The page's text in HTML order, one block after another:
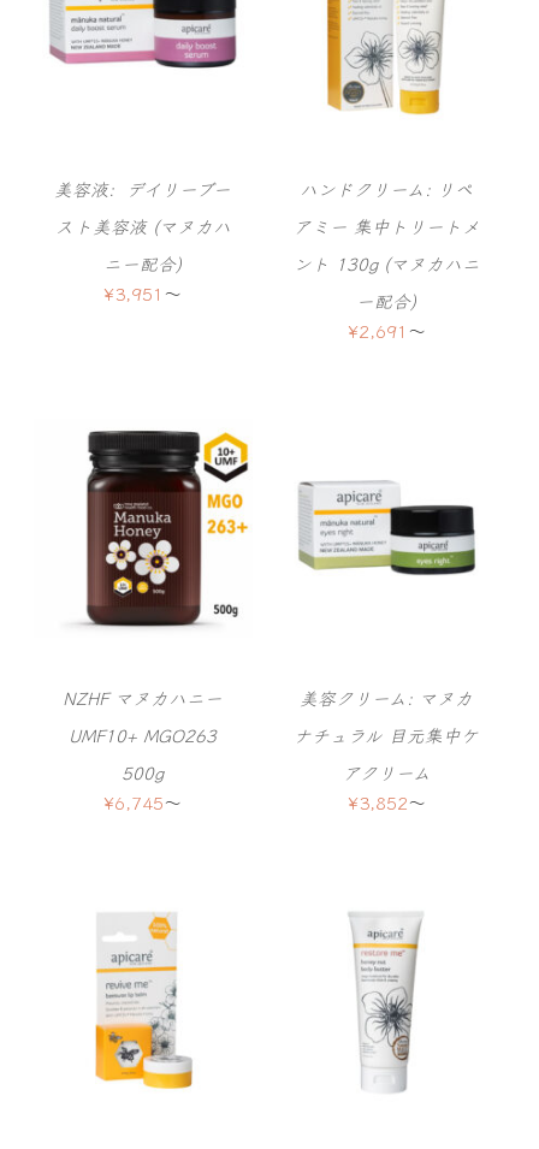
美容液: デイリーブー
スト美容液 (マヌカハ
ニー配合)
¥3,951 〜
ハンドクリーム: リペ
アミー 集中トリートメ
ント 130g (マヌカハニ
ー配合)
¥2,691 〜
NZHF マヌカハニー
UMF10+ MGO263
500g
¥6,745〜
美容クリーム: マヌカ
ナチュラル 目元集中ケ
アクリーム
¥3,852〜